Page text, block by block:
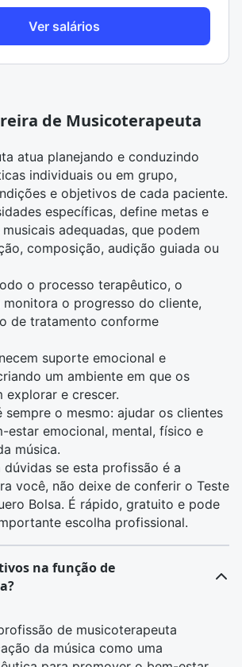
Ver salários
de Musicoterapeuta
atua planejando e conduzindo
individuais ou em grupo,
e objetivos de cada paciente.
específicas, define metas e
adequadas, que podem
composição, audição guiada ou
o processo terapêutico, o
monitora o progresso do cliente,
de tratamento conforme
suporte emocional e
um ambiente em que os
explorar e crescer.
o mesmo: ajudar os clientes
estar emocional, mental, físico e
música.
dúvidas se esta profissão é a
você, não deixe de conferir o Teste
Bolsa. É rápido, gratuito e pode
escolha profissional.
na função de
de musicoterapeuta
da música como uma